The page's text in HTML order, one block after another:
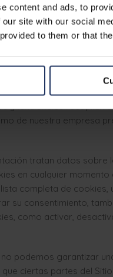
content and ads, to
site with our social
to them or that
que colocamos en
las cookies que
no siempre tiene
sitio web del tercero en
estas cookies?
y funcionales
de nuestra empresa
tratan datos
en cualquier
completa de
su consentimiento,
como activar,
podemos garantizar
ciertas partes del